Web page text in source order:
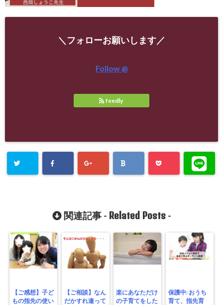
＼フォローお願いします／
Follow @
feedly
関連記事 - Related Posts-
【ご感想】子ど
もの指先の使い
【ご相談】なん
だかすれ違って
楽にあなただけ
の子育てをした
保護中: おうち
育て、指先育